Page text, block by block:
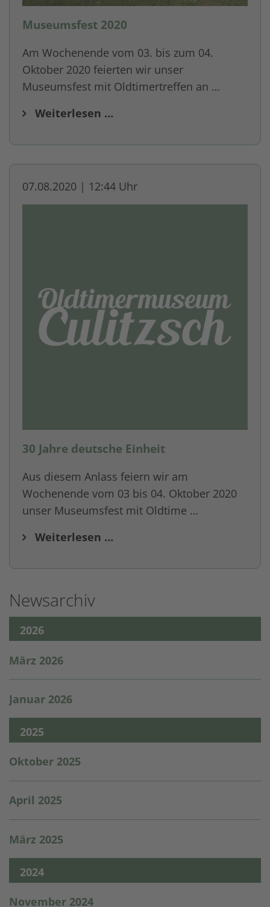
Museumsfest 2020
Am Wochenende vom 03. bis zum 04.
Oktober 2020 feierten wir unser
Museumsfest mit Oldtimertreffen an …
Weiterlesen …
07.08.2020 | 12:44 Uhr
30 Jahre deutsche Einheit
Aus diesem Anlass feiern wir am
Wochenende vom 03 bis 04. Oktober 2020
unser Museumsfest mit Oldtime …
Weiterlesen …
Newsarchiv
2026
März 2026
Januar 2026
2025
Oktober 2025
April 2025
März 2025
2024
November 2024